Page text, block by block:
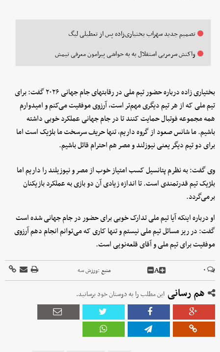
تصمیم جدید سهراب بختیاری‌زاده پس از تعطیلی لیگ
واکنش سرمربی استقلال به به حواشی پیرامون معرفی تیمش
بختیاری زاده درباره حضور تیم ملی در رقابتهای جام جهانی ۲۰۲۶ گفت: برای
تیم ملی که از هر تیم دیگری مهم‌تر است، آرزوی موفقیت می‌کنم و امیدوارم
همه مجموعه فوتبال حمایت کنند تا در جام جهانی عملکرد خوبی داشته
باشیم. ما شانس صعود از گروه داریم، تنها حریف سرسخت ما بلژیک است اما
برای دو تیم دیگر یعنی نیوزلند و مصر هم احترام قائل باشیم‌.
وی گفت: به نظرم پتانسیل کسب امتیاز خوب از مصر و نیوزیلند را داریم اما
بلژیک تیم قدرتمندی است. تا اندازه زیادی آن دو بازی به عملکرد بازیکنان
برمی‌گردد.
او درباره اینکه آیا تیم ملی تدارک خوبی برای حضور در جام جهانی شده است
گفت: در ریز مسائل تیم ملی نیستم و تنها کاری که می‌توانم انجام دهم آرزوی
موفقیت برای تیم ملی و آقای قلعه‌نویی است.
۰ A منبع :ورزش سه
هم رسانی این مطلب را به دوستان خود برسانید.